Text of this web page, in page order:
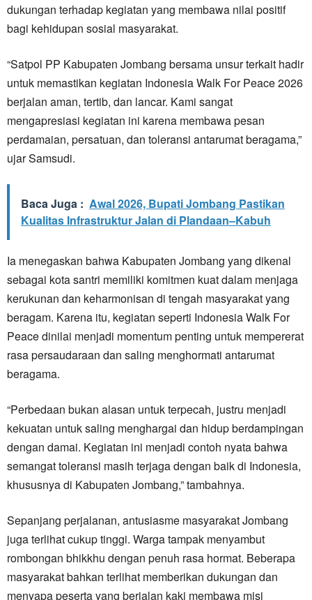
dukungan terhadap kegiatan yang membawa nilai positif
bagi kehidupan sosial masyarakat.
“Satpol PP Kabupaten Jombang bersama unsur terkait hadir
untuk memastikan kegiatan Indonesia Walk For Peace 2026
berjalan aman, tertib, dan lancar. Kami sangat
mengapresiasi kegiatan ini karena membawa pesan
perdamaian, persatuan, dan toleransi antarumat beragama,”
ujar Samsudi.
Baca Juga : Awal 2026, Bupati Jombang Pastikan
Kualitas Infrastruktur Jalan di Plandaan–Kabuh
Ia menegaskan bahwa Kabupaten Jombang yang dikenal
sebagai kota santri memiliki komitmen kuat dalam menjaga
kerukunan dan keharmonisan di tengah masyarakat yang
beragam. Karena itu, kegiatan seperti Indonesia Walk For
Peace dinilai menjadi momentum penting untuk mempererat
rasa persaudaraan dan saling menghormati antarumat
beragama.
“Perbedaan bukan alasan untuk terpecah, justru menjadi
kekuatan untuk saling menghargai dan hidup berdampingan
dengan damai. Kegiatan ini menjadi contoh nyata bahwa
semangat toleransi masih terjaga dengan baik di Indonesia,
khususnya di Kabupaten Jombang,” tambahnya.
Sepanjang perjalanan, antusiasme masyarakat Jombang
juga terlihat cukup tinggi. Warga tampak menyambut
rombongan bhikkhu dengan penuh rasa hormat. Beberapa
masyarakat bahkan terlihat memberikan dukungan dan
menyapa peserta yang berjalan kaki membawa misi